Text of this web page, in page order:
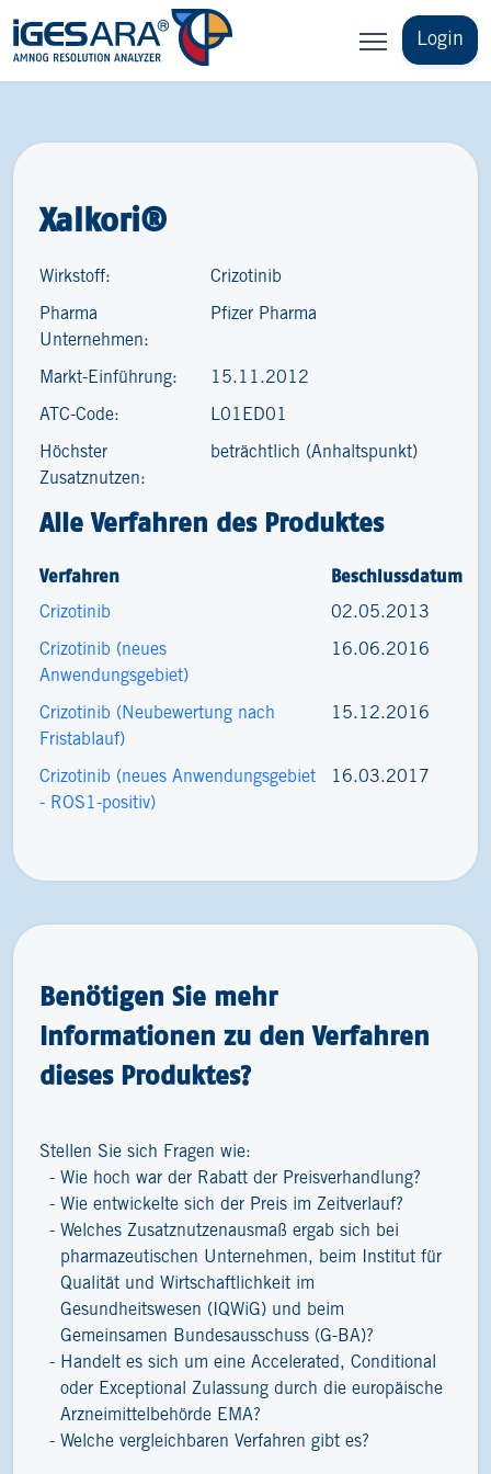
Login
Xalkori®
Wirkstoff: Crizotinib
Pharma
Unternehmen:
Pfizer Pharma
Markt-Einführung: 15.11.2012
ATC-Code: L01ED01
Höchster
Zusatznutzen:
beträchtlich (Anhaltspunkt)
Alle Verfahren des Produktes
Verfahren Beschlussdatum
Crizotinib 02.05.2013
Crizotinib (neues
Anwendungsgebiet)
16.06.2016
Crizotinib (Neubewertung nach
Fristablauf)
15.12.2016
Crizotinib (neues Anwendungsgebiet
- ROS1-positiv)
16.03.2017
Benötigen Sie mehr
Informationen zu den Verfahren
dieses Produktes?
Stellen Sie sich Fragen wie:
Wie hoch war der Rabatt der Preisverhandlung?
Wie entwickelte sich der Preis im Zeitverlauf?
Welches Zusatznutzenausmaß ergab sich bei
pharmazeutischen Unternehmen, beim Institut für
Qualität und Wirtschaftlichkeit im
Gesundheitswesen (IQWiG) und beim
Gemeinsamen Bundesausschuss (G-BA)?
Handelt es sich um eine Accelerated, Conditional
oder Exceptional Zulassung durch die europäische
Arzneimittelbehörde EMA?
Welche vergleichbaren Verfahren gibt es?